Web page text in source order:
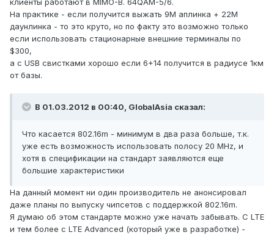
клиенты работают в MIMO-B. 64QAM-5/6.
На практике - если получится выжать 9М аплинка + 22М
даунлинка - то это круто, но по факту это возможно только
если использовать стационарные внешние терминалы по
$300,
а с USB свистками хорошо если 6+14 получится в радиусе 1км
от базы.
В 01.03.2012 в 00:40, GlobalAsia сказал:
Что касается 802.16m - минимум в два раза больше, т.к.
уже есть возможность использовать полосу 20 MHz, и
хотя в спецификации на стандарт заявляются еще
большие характеристики
На данный момент ни один производитель не анонсировал
даже планы по выпуску чипсетов с поддержкой 802.16m.
Я думаю об этом стандарте можно уже начать забывать. С LTE
и тем более с LTE Advanced (который уже в разработке) -